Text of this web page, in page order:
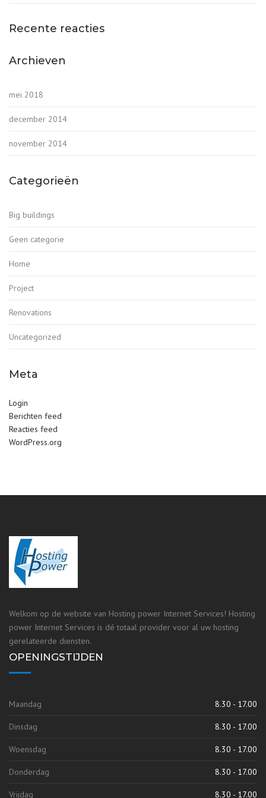
Recente reacties
Archieven
mei 2018
december 2014
november 2014
Categorieën
Big buildings
Geen categorie
Home
Project
Renovations
Uncategorized
Meta
Login
Berichten feed
Reacties feed
WordPress.org
Welkom op de website van Hosting power Internet Services! Hosting
power Internet Services is dé totaal provider voor al uw hosting
gerelateerde diensten.
OPENINGSTIJDEN
Maandag 8.30 - 17.00
Dinsdag 8.30 - 17.00
Woensdag 8.30 - 17.00
Donderdag 8.30 - 17.00
Vrijdag 8.30 - 17.00